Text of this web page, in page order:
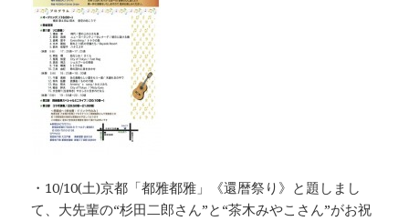
・10/10(土)京都「都雅都雅」《還暦祭り》と題しまし
て、大先輩の“杉田二郎さん”と“茶木みやこさん”がお祝